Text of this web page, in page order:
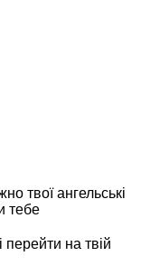
твої ангельські
тебе
на твій